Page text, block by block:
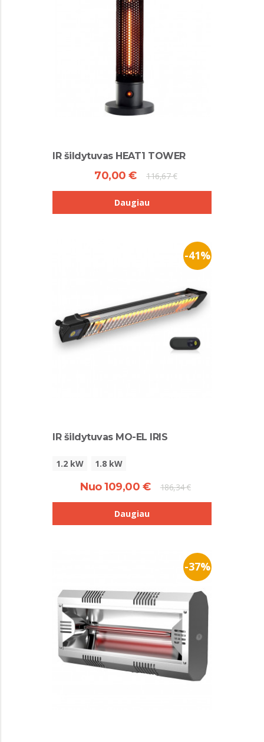
IR šildytuvas HEAT1 TOWER
70,00 € 116,67 €
Daugiau
-41%
IR šildytuvas MO-EL IRIS
1.2 kW 1.8 kW
Nuo 109,00 € 186,34 €
Daugiau
-37%